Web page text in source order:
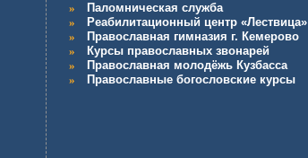
Паломническая служба
Реабилитационный центр «Лествица»
Православная гимназия г. Кемерово
Курсы православных звонарей
Православная молодёжь Кузбасса
Православные богословские курсы